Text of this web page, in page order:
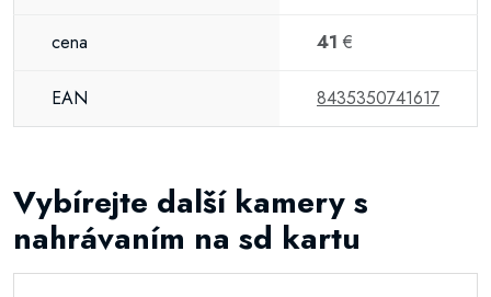
cena 41 €
EAN 8435350741617
Vybírejte další kamery s
nahrávaním na sd kartu